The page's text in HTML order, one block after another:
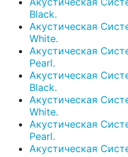
Black.
Акустическая
White.
Акустическая
Pearl.
Акустическая
Black.
Акустическая
White.
Акустическая
Pearl.
Акустическая